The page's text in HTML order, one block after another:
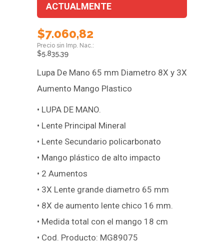
ACTUALMENTE
$7.060,82
$5.835,39
Lupa De Mano 65 mm Diametro 8X y 3X
Aumento Mango Plastico
• LUPA DE MANO.
• Lente Principal Mineral
• Lente Secundario policarbonato
• Mango plástico de alto impacto
• 2 Aumentos
• 3X Lente grande diametro 65 mm
• 8X de aumento lente chico 16 mm.
• Medida total con el mango 18 cm
• Cod. Producto: MG89075